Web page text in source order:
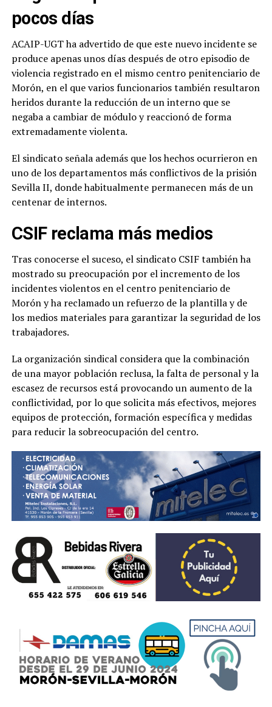
pocos días
ACAIP-UGT ha advertido de que este nuevo incidente se
produce apenas unos días después de otro episodio de
violencia registrado en el mismo centro penitenciario de
Morón, en el que varios funcionarios también resultaron
heridos durante la reducción de un interno que se
negaba a cambiar de módulo y reaccionó de forma
extremadamente violenta.
El sindicato señala además que los hechos ocurrieron en
uno de los departamentos más conflictivos de la prisión
Sevilla II, donde habitualmente permanecen más de un
centenar de internos.
CSIF reclama más medios
Tras conocerse el suceso, el sindicato CSIF también ha
mostrado su preocupación por el incremento de los
incidentes violentos en el centro penitenciario de
Morón y ha reclamado un refuerzo de la plantilla y de
los medios materiales para garantizar la seguridad de los
trabajadores.
La organización sindical considera que la combinación
de una mayor población reclusa, la falta de personal y la
escasez de recursos está provocando un aumento de la
conflictividad, por lo que solicita más efectivos, mejores
equipos de protección, formación específica y medidas
para reducir la sobreocupación del centro.